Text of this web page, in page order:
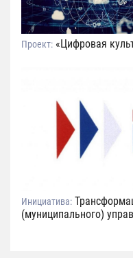
Проект: «Цифровая
Инициатива:
(муниципального)